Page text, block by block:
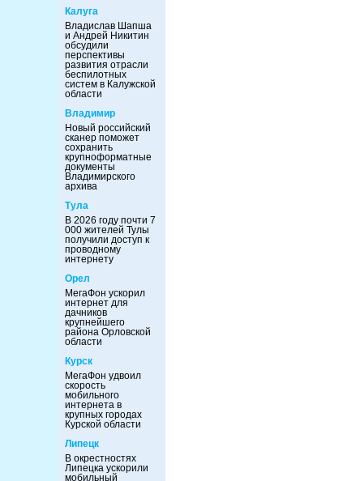
Калуга
Владислав Шапша
и Андрей Никитин
обсудили
перспективы
развития отрасли
беспилотных
систем в Калужской
области
Владимир
Новый российский
сканер поможет
сохранить
крупноформатные
документы
Владимирского
архива
Тула
В 2026 году почти 7
000 жителей Тулы
получили доступ к
проводному
интернету
Орел
МегаФон ускорил
интернет для
дачников
крупнейшего
района Орловской
области
Курск
МегаФон удвоил
скорость
мобильного
интернета в
крупных городах
Курской области
Липецк
В окрестностях
Липецка ускорили
мобильный